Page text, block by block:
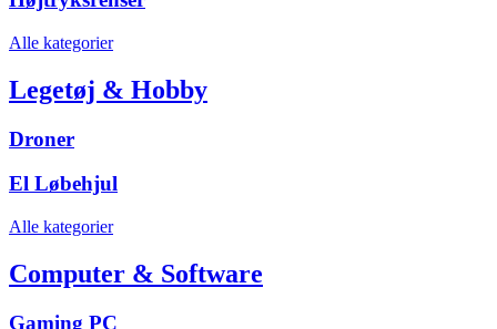
Alle kategorier
Legetøj & Hobby
Droner
El Løbehjul
Alle kategorier
Computer & Software
Gaming PC